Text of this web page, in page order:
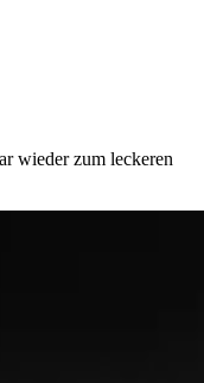
wieder zum leckeren